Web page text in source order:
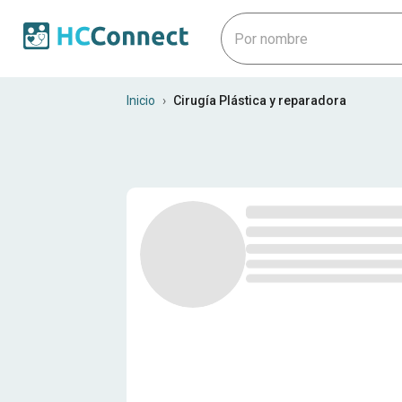
Profesionales médicos en
Inicio › Cirugía Plástica y reparadora